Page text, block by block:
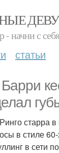
- начни с
статьи
в стиле
в сети